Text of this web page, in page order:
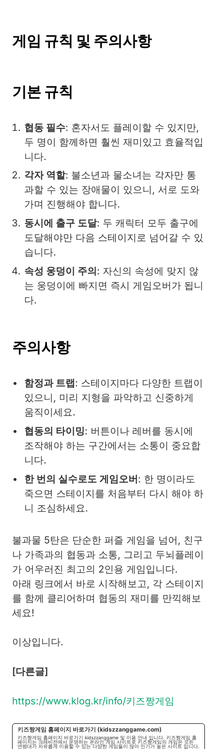
게임 규칙 및 주의사항
기본 규칙
협동 필수: 혼자서도 플레이할 수 있지만,
두 명이 함께하면 훨씬 재미있고 효율적입
니다.
각자 역할: 불소년과 물소녀는 각자만 통
과할 수 있는 장애물이 있으니, 서로 도와
가며 진행해야 합니다.
동시에 출구 도달: 두 캐릭터 모두 출구에
도달해야만 다음 스테이지로 넘어갈 수 있
습니다.
속성 웅덩이 주의: 자신의 속성에 맞지 않
는 웅덩이에 빠지면 즉시 게임오버가 됩니
다.
주의사항
함정과 트랩: 스테이지마다 다양한 트랩이
있으니, 미리 지형을 파악하고 신중하게
움직이세요.
협동의 타이밍: 버튼이나 레버를 동시에
조작해야 하는 구간에서는 소통이 중요합
니다.
한 번의 실수로도 게임오버: 한 명이라도
죽으면 스테이지를 처음부터 다시 해야 하
니 조심하세요.
불과물 5탄은 단순한 퍼즐 게임을 넘어, 친구
나 가족과의 협동과 소통, 그리고 두뇌플레이
가 어우러진 최고의 2인용 게임입니다.
아래 링크에서 바로 시작해보고, 각 스테이지
를 함께 클리어하며 협동의 재미를 만끽해보
세요!
이상입니다.
[다른글]
https://www.klog.kr/info/키즈짱게임
키즈짱게임 홈페이지 바로가기 (kidszzanggame.com)
키즈짱게임 홈페이지 바로가기 kidszzanggame 및 이용 안내 입니다. 키즈짱게임 홈
페이지는 크레비전에서 운영하는 온라인 게임 사이트로 키즈짱게임의 게임은 모든
연령대가 자유롭게 이용할 수 있는 다양한 게임들이 많아 인기가 높은 사이트 입니다.